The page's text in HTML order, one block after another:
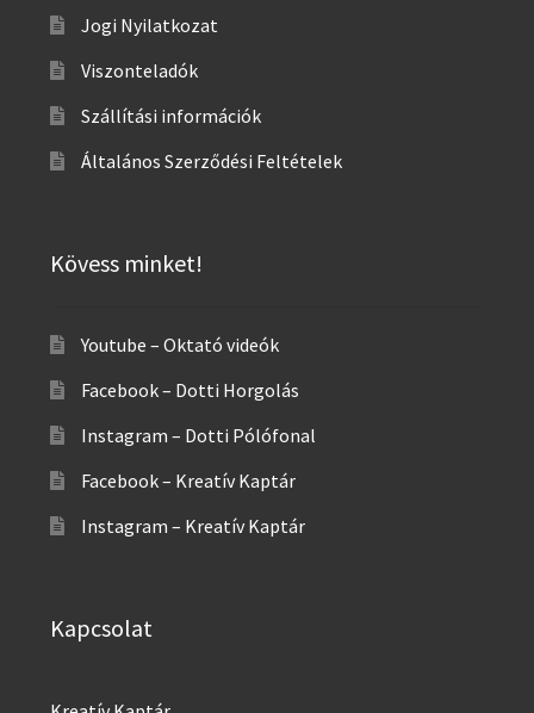
Jogi Nyilatkozat
Viszonteladók
Szállítási információk
Általános Szerződési Feltételek
Kövess minket!
Youtube – Oktató videók
Facebook – Dotti Horgolás
Instagram – Dotti Pólófonal
Facebook – Kreatív Kaptár
Instagram – Kreatív Kaptár
Kapcsolat